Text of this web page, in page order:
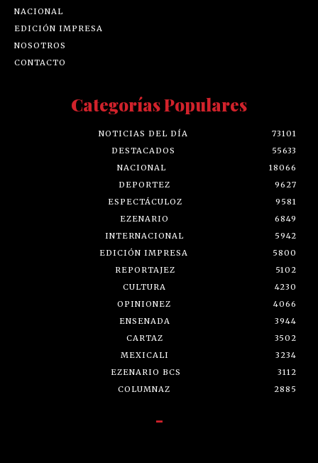
NACIONAL
EDICIÓN IMPRESA
NOSOTROS
CONTACTO
Categorías Populares
NOTICIAS DEL DÍA
73101
DESTACADOS
55633
NACIONAL
18066
DEPORTEZ
9627
ESPECTÁCULOZ
9581
EZENARIO
6849
INTERNACIONAL
5942
EDICIÓN IMPRESA
5800
REPORTAJEZ
5102
CULTURA
4230
OPINIONEZ
4066
ENSENADA
3944
CARTAZ
3502
MEXICALI
3234
EZENARIO BCS
3112
COLUMNAZ
2885
-